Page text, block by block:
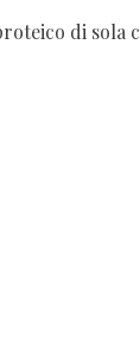
di sola